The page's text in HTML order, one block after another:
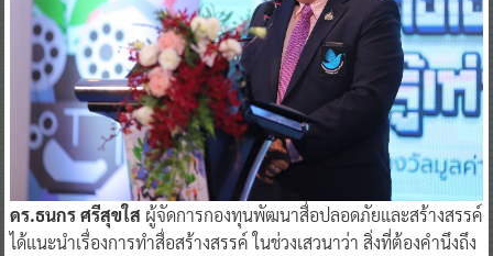
ดร.ธนกร ศรีสุขใส ผู้จัดการกองทุนพัฒนาสื่อปลอดภัยและสร้างสรรค์
ได้แนะนำเรื่องการทำสื่อสร้างสรรค์ ในช่วงเสวนาว่า สิ่งที่ต้องคำนึงถึง